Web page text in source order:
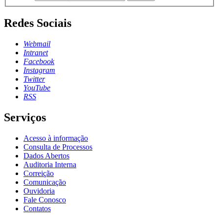
Redes Sociais
Webmail
Intranet
Facebook
Instagram
Twitter
YouTube
RSS
Serviços
Acesso à informação
Consulta de Processos
Dados Abertos
Auditoria Interna
Correição
Comunicação
Ouvidoria
Fale Conosco
Contatos